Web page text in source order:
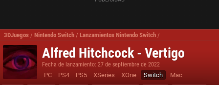
3DJuegos / Nintendo Switch / Lanzamientos Nintendo Switch /
Alfred Hitchcock - Vertigo
Fecha de lanzamiento: 27 de septiembre de 2022
PC PS4 PS5 XSeries XOne Switch Mac